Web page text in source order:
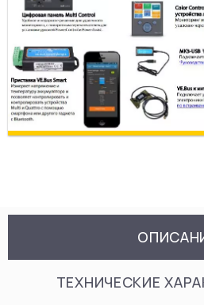
ТЕХНИЧЕСКИЕ